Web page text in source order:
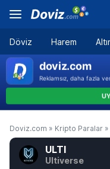
Döviz Harem
Doviz.com » Kripto Paralar »
ULTI
Ultiverse